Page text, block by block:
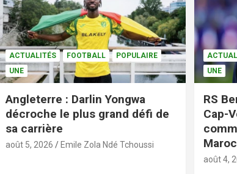
ACTUALITÉS FOOTBALL
POPULAIRE
UNE
Angleterre : Darlin Yongwa
décroche le plus grand défi de
sa carrière
août 5, 2026 Emile Zola Ndé Tchoussi
UNE
RS
Cap-
Maroc
août 4,